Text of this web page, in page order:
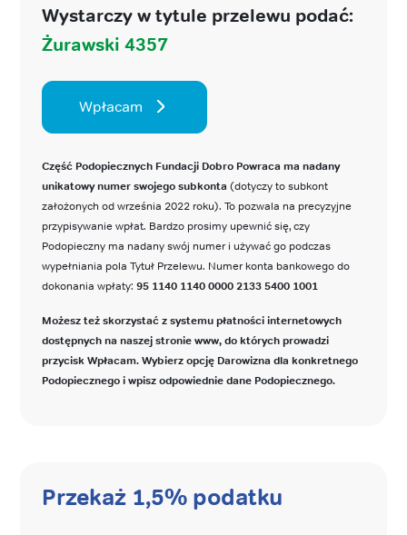
Wystarczy w tytule przelewu podać:
Żurawski 4357
Wpłacam
Część Podopiecznych Fundacji Dobro Powraca ma nadany
unikatowy numer swojego subkonta (dotyczy to subkont
założonych od września 2022 roku). To pozwala na precyzyjne
przypisywanie wpłat. Bardzo prosimy upewnić się, czy
Podopieczny ma nadany swój numer i używać go podczas
wypełniania pola Tytuł Przelewu. Numer konta bankowego do
dokonania wpłaty: 95 1140 1140 0000 2133 5400 1001
Możesz też skorzystać z systemu płatności internetowych
dostępnych na naszej stronie www, do których prowadzi
przycisk Wpłacam. Wybierz opcję Darowizna dla konkretnego
Podopiecznego i wpisz odpowiednie dane Podopiecznego.
Przekaż 1,5% podatku